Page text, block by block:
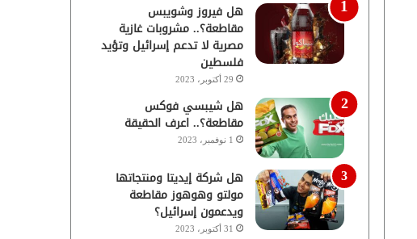
هل فيروز وشويبس
مقاطعة؟.. مشروبات غازية
مصرية لا تدعم إسرائيل وتؤيد
فلسطين
29 أكتوبر، 2023
هل شيبسي فوكس
مقاطعة؟.. اعرف الحقيقة
1 نوفمبر، 2023
هل شركة إيديتا ومنتجاتها
مولتو وهوهوز مقاطعة
ويدعمون إسرائيل؟
31 أكتوبر، 2023